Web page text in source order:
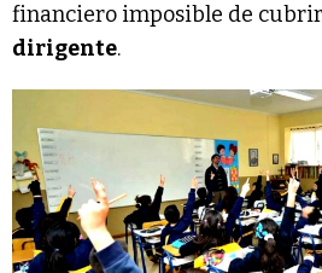
financiero imposible de
dirigente.